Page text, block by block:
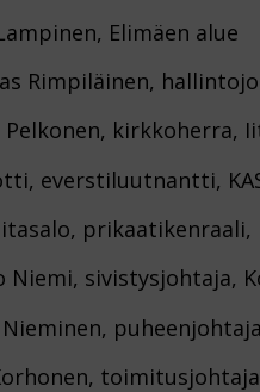
Elimäen alue
Rimpiläinen,
Pelkonen, kirkkoherra,
everstiluutnantti,
prikaatikenraali,
Niemi, sivistysjohtaja,